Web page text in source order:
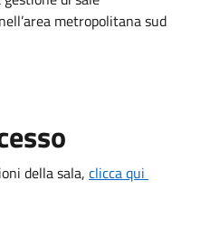
metropolitana sud
della sala, clicca qui